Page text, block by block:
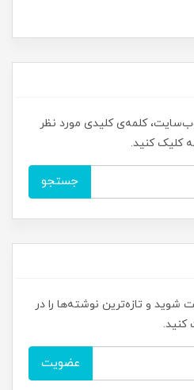
کلمه‌ی کلیدی مورد نظر
کلیک کنید.
جستجو
شوید و تازه‌ترین نوشته‌ها را در
کنید.
عضویت